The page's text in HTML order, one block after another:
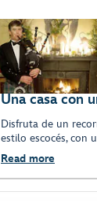
Una casa con
Disfruta de un
estilo escocés, con
Read more